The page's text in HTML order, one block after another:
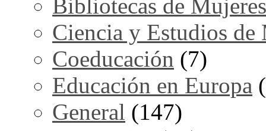
Bibliotecas de Mujeres
Ciencia y Estudios de
Coeducación (7)
Educación en Europa
General (147)